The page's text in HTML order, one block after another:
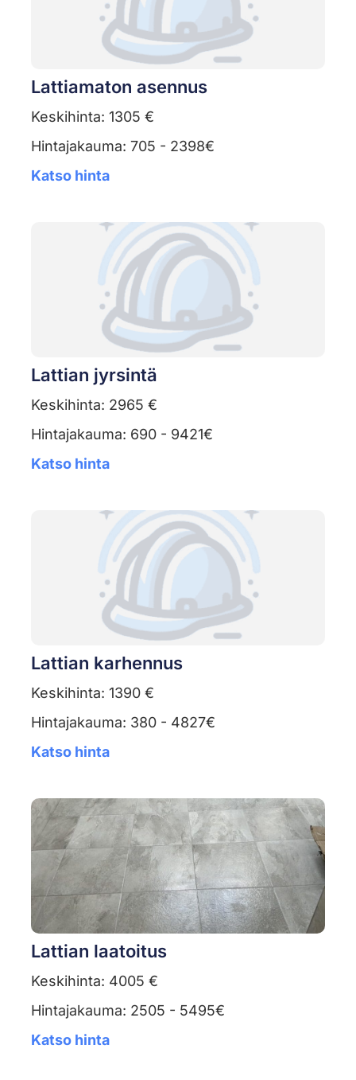
Lattiamaton asennus
Keskihinta: 1305 €
Hintajakauma: 705 - 2398€
Katso hinta
Lattian jyrsintä
Keskihinta: 2965 €
Hintajakauma: 690 - 9421€
Katso hinta
Lattian karhennus
Keskihinta: 1390 €
Hintajakauma: 380 - 4827€
Katso hinta
Lattian laatoitus
Keskihinta: 4005 €
Hintajakauma: 2505 - 5495€
Katso hinta